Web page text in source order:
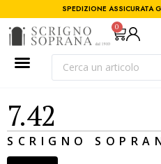
SPEDIZIONE ASSICURATA
0
7.42
SCRIGNO